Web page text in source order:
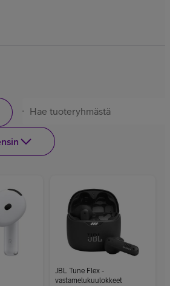
JBL Tune Flex -
vastamelukuulokkeet